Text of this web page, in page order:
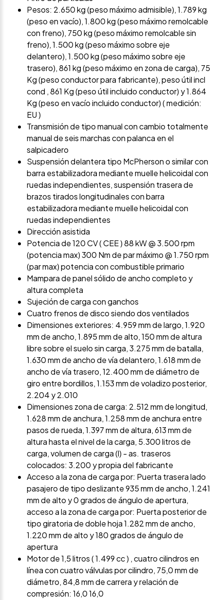
Pesos: 2.650 kg (peso máximo admisible), 1.789 kg
(peso en vacío), 1.800 kg (peso máximo remolcable
con freno), 750 kg (peso máximo remolcable sin
freno), 1.500 kg (peso máximo sobre eje
delantero), 1.500 kg (peso máximo sobre eje
trasero), 861 kg (peso máximo en zona de carga), 75
Kg (peso conductor para fabricante), peso útil incl
cond , 861 Kg (peso útil incluido conductor) y 1.864
Kg (peso en vacío incluido conductor) ( medición:
EU )
Transmisión de tipo manual con cambio totalmente
manual de seis marchas con palanca en el
salpicadero
Suspensión delantera tipo McPherson o similar con
barra estabilizadora mediante muelle helicoidal con
ruedas independientes, suspensión trasera de
brazos tirados longitudinales con barra
estabilizadora mediante muelle helicoidal con
ruedas independientes
Dirección asistida
Potencia de 120 CV ( CEE ) 88 kW @ 3.500 rpm
(potencia max) 300 Nm de par máximo @ 1.750 rpm
(par max) potencia con combustible primario
Mampara de panel sólido de ancho completo y
altura completa
Sujeción de carga con ganchos
Cuatro frenos de disco siendo dos ventilados
Dimensiones exteriores: 4.959 mm de largo, 1.920
mm de ancho, 1.895 mm de alto, 150 mm de altura
libre sobre el suelo sin carga, 3.275 mm de batalla,
1.630 mm de ancho de vía delantero, 1.618 mm de
ancho de vía trasero, 12.400 mm de diámetro de
giro entre bordillos, 1.153 mm de voladizo posterior,
2.204 y 2.010
Dimensiones zona de carga: 2.512 mm de longitud,
1.628 mm de anchura, 1.258 mm de anchura entre
pasos de rueda, 1.397 mm de altura, 613 mm de
altura hasta el nivel de la carga, 5.300 litros de
carga, volumen de carga (l) - as. traseros
colocados: 3.200 y propia del fabricante
Acceso a la zona de carga por: Puerta trasera lado
pasajero de tipo deslizante 935 mm de ancho, 1.241
mm de alto y 0 grados de ángulo de apertura,
acceso a la zona de carga por: Puerta posterior de
tipo giratoria de doble hoja 1.282 mm de ancho,
1.220 mm de alto y 180 grados de ángulo de
apertura
Motor de 1,5 litros ( 1.499 cc ) , cuatro cilindros en
línea con cuatro válvulas por cilindro, 75,0 mm de
diámetro, 84,8 mm de carrera y relación de
compresión: 16,0 16,0